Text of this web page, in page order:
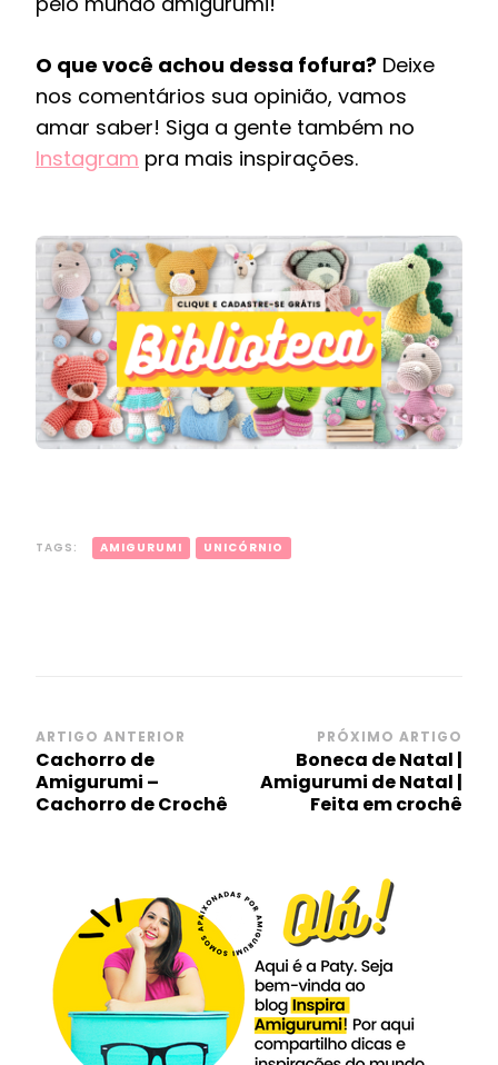
O que você achou dessa fofura? Deixe
nos comentários sua opinião, vamos
amar saber! Siga a gente também no
Instagram pra mais inspirações.
TAGS: AMIGURUMI UNICÓRNIO
Navegação
de
post
ARTIGO ANTERIOR
Cachorro de
Amigurumi –
Cachorro de Crochê
PRÓXIMO ARTIGO
Boneca de Natal |
Amigurumi de Natal |
Feita em crochê